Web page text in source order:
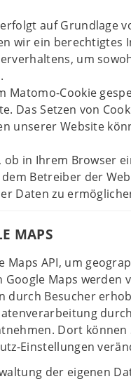
auf Grundlage
wir ein berechtigtes
um
Matomo-Cookie
Das Setzen von
unserer Website
in Ihrem Browser
Betreiber der
Daten zu
MAPS
Maps API, um
Maps werden
durch Besucher
Dort
Einstellungen
der eigenen